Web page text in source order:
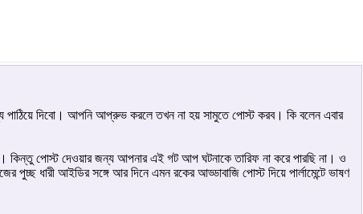
পাঠিয়ে দিবো। আপনি আপ্রুভ করলে তখন না হয় সামুতে পোস্ট করব। কি বলেন এবার
কিন্তু পোস্ট দেওয়ার জন্য আপনার এই গট আপ ঘটনাকে তারিফ না করে পারছি না। ও
ধারী আইডির সঙ্গে আর দিনে এমন রকের আড্ডাবাজি পোস্ট দিয়ে পার্লামেন্টে ভাষণ